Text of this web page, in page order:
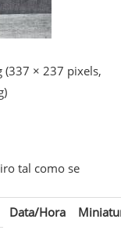
‎ (337 × 237 pixels,
)
tal como se
Data/Hora